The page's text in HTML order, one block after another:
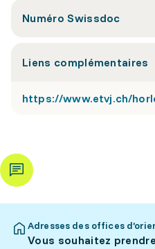
Numéro Swissdoc
Liens complémentaires
https://www.etvj.ch/
Adresses des offices
Vous souhaitez